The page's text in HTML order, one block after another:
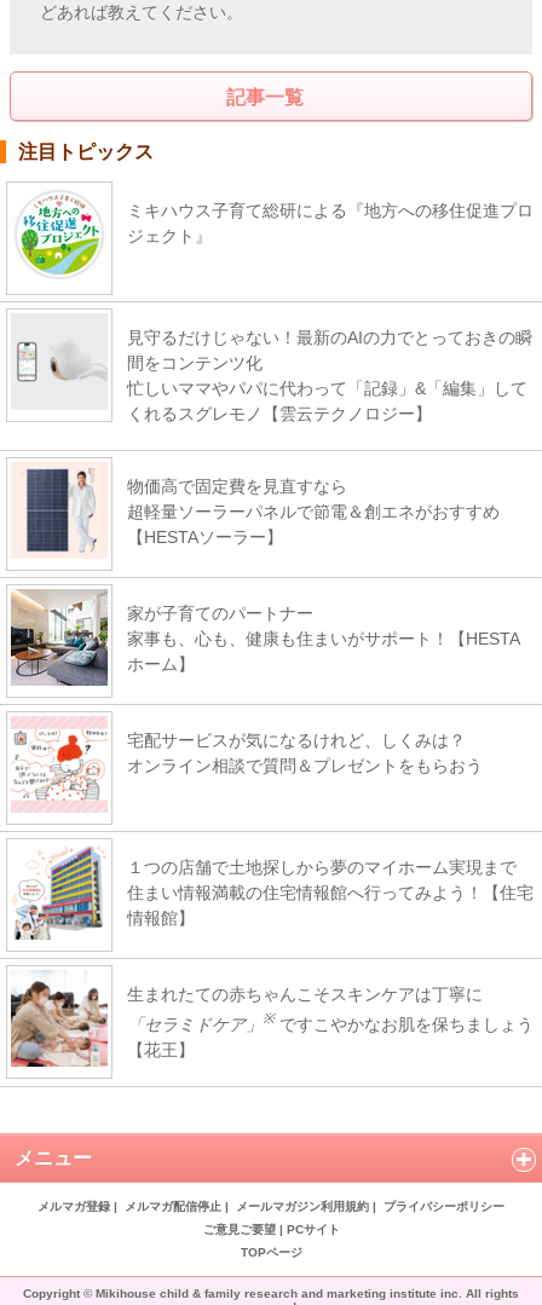
どあれば教えてください。
記事一覧
注目トピックス
ミキハウス子育て総研による『地方への移住促進プロ
ジェクト』
見守るだけじゃない！最新のAIの力でとっておきの瞬
間をコンテンツ化
忙しいママやパパに代わって「記録」&「編集」して
くれるスグレモノ【雲云テクノロジー】
物価高で固定費を見直すなら
超軽量ソーラーパネルで節電＆創エネがおすすめ
【HESTAソーラー】
家が子育てのパートナー
家事も、心も、健康も住まいがサポート！【HESTA
ホーム】
宅配サービスが気になるけれど、しくみは？
オンライン相談で質問＆プレゼントをもらおう
１つの店舗で土地探しから夢のマイホーム実現まで
住まい情報満載の住宅情報館へ行ってみよう！【住宅
情報館】
生まれたての赤ちゃんこそスキンケアは丁寧に
「セラミドケア」
※ ですこやかなお肌を保ちましょう
【花王】
メニュー
メルマガ登録 | メルマガ配信停止 | メールマガジン利用規約 | プライバシーポリシー
ご意見ご要望| PCサイト
TOPページ
Copyright © Mikihouse child & family research and marketing institute inc. All rights